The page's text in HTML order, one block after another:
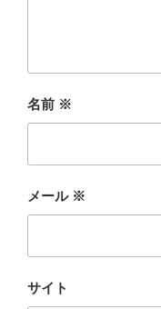
名前 ※
メール ※
サイト